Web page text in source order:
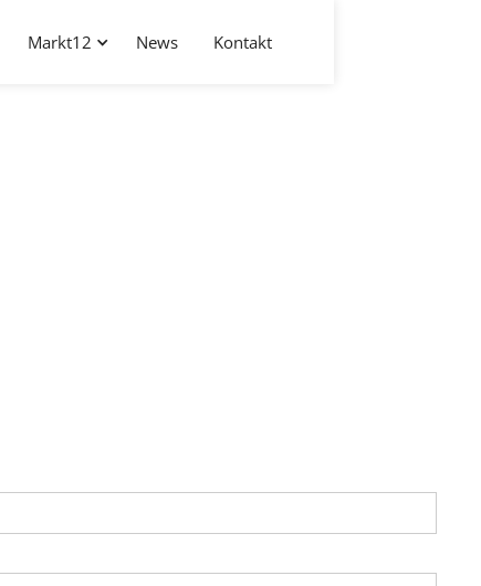
Markt12 News Kontakt